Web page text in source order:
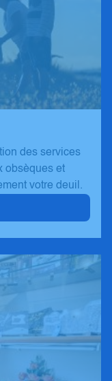
des services
obsèques et
votre deuil.